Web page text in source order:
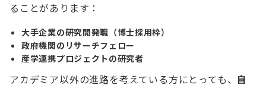
ることがあります：
大手企業の研究開発職（博士採用枠）
政府機関のリサーチフェロー
産学連携プロジェクトの研究者
アカデミア以外の進路を考えている方にとっても、 自